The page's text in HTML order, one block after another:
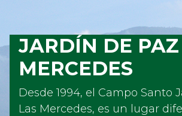
JARDÍN DE
MERCEDES
Desde 1994, el Campo Santo
Las Mercedes, es un lugar